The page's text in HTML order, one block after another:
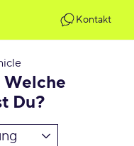
Kontakt
Welche
Du?